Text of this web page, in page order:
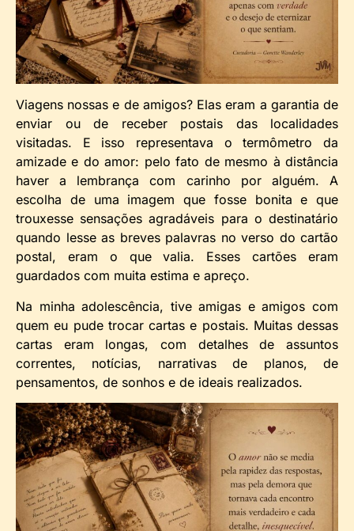
Viagens nossas e de amigos? Elas eram a garantia de
enviar ou de receber postais das localidades
visitadas. E isso representava o termômetro da
amizade e do amor: pelo fato de mesmo à distância
haver a lembrança com carinho por alguém. A
escolha de uma imagem que fosse bonita e que
trouxesse sensações agradáveis para o destinatário
quando lesse as breves palavras no verso do cartão
postal, eram o que valia. Esses cartões eram
guardados com muita estima e apreço.
Na minha adolescência, tive amigas e amigos com
quem eu pude trocar cartas e postais. Muitas dessas
cartas eram longas, com detalhes de assuntos
correntes, notícias, narrativas de planos, de
pensamentos, de sonhos e de ideais realizados.